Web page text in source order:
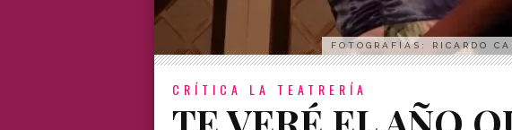
FOTOGRAFÍAS: RICARDO
CRÍTICA LA TEATRERÍA